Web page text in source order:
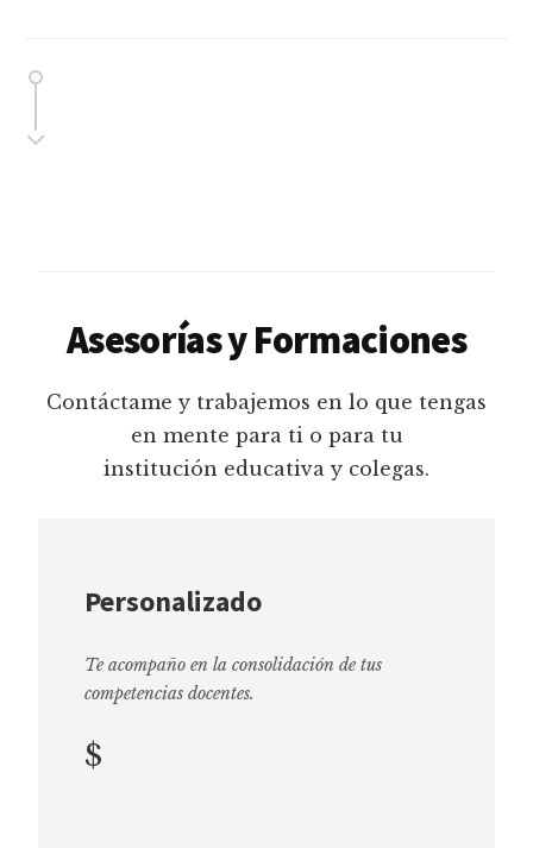
Asesorías y Formaciones
Contáctame y trabajemos en lo que tengas
en mente para ti o para tu
institución educativa y colegas.
Personalizado
Te acompaño en la consolidación de tus
competencias docentes.
$